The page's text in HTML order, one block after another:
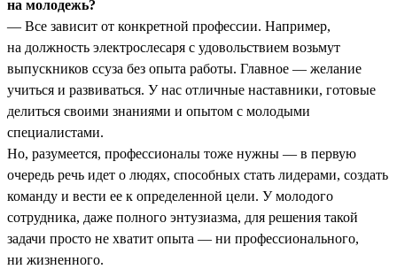
на молодежь?
— Все зависит от конкретной профессии. Например,
на должность электрослесаря с удовольствием возьмут
выпускников ссуза без опыта работы. Главное — желание
учиться и развиваться. У нас отличные наставники, готовые
делиться своими знаниями и опытом с молодыми
специалистами.
Но, разумеется, профессионалы тоже нужны — в первую
очередь речь идет о людях, способных стать лидерами, создать
команду и вести ее к определенной цели. У молодого
сотрудника, даже полного энтузиазма, для решения такой
задачи просто не хватит опыта — ни профессионального,
ни жизненного.